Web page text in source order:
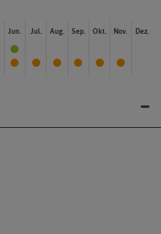
Jun. Jul. Aug. Sep. Okt. Nov. Dez.